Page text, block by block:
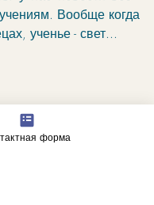
Вообще когда
ученье - свет...
форма